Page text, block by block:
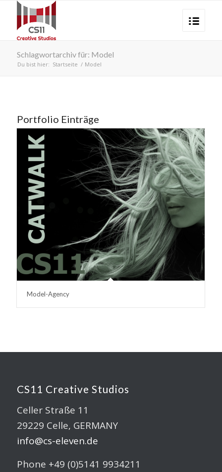
Schlagwortarchiv für: Model
Du bist hier: Startseite / Model
Portfolio Einträge
Model-Agency
CS11 Creative Studios
Celler Straße 11
29229 Celle, GERMANY
info@cs-eleven.de
Phone +49 (0)5141 9934211